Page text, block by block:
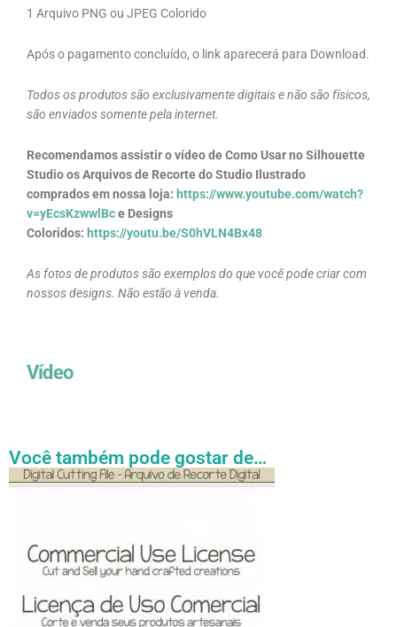
1 Arquivo PNG ou JPEG Colorido
Após o pagamento concluído, o link aparecerá para Download.
Todos os produtos são exclusivamente digitais e não são físicos,
são enviados somente pela internet.
Recomendamos assistir o vídeo de Como Usar no Silhouette
Studio os Arquivos de Recorte do Studio Ilustrado
comprados em nossa loja: https://www.youtube.com/watch?
v=yEcsKzwwlBce Designs
Coloridos: https://youtu.be/S0hVLN4Bx48
As fotos de produtos são exemplos do que você pode criar com
nossos designs. Não estão à venda.
Vídeo
Você também pode gostar de…
Faixa
de
R$ 54.89
Este
variantes.
As
podem